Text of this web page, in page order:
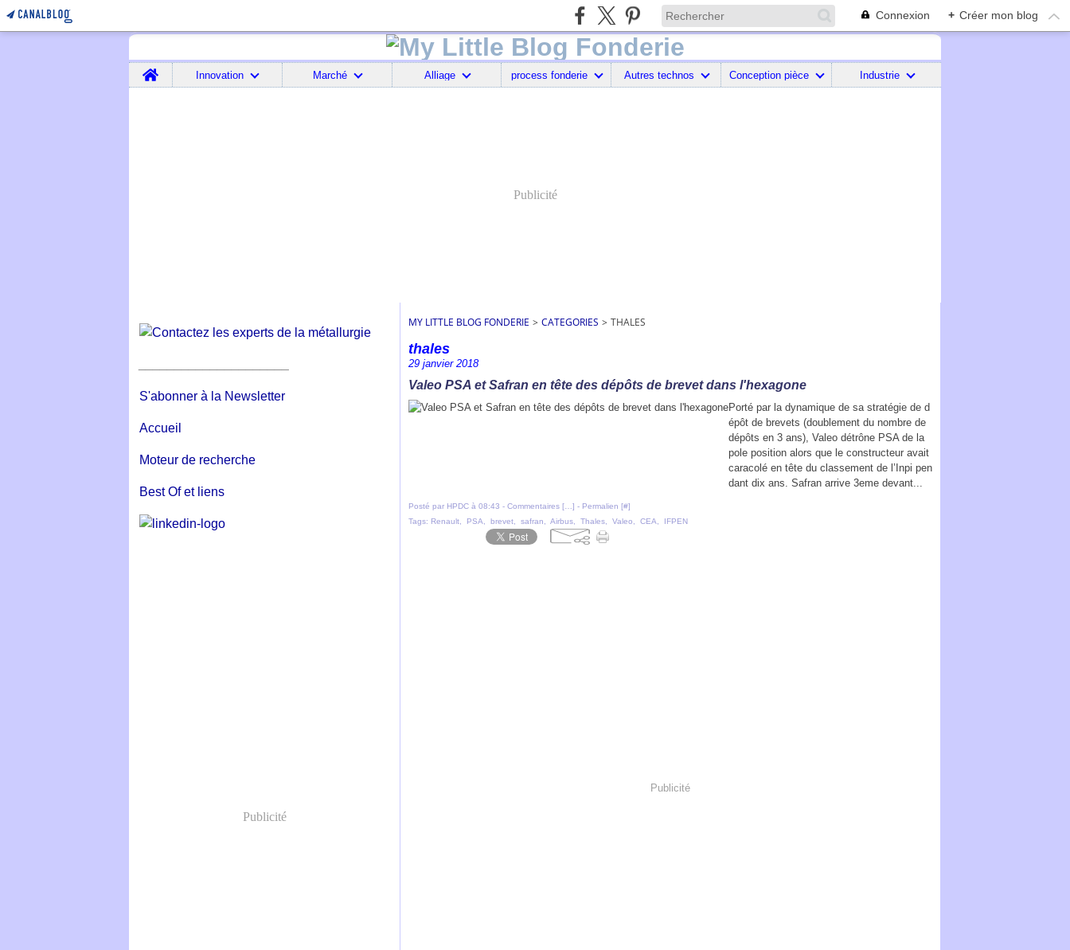
Connexion + Créer mon blog
Home
Innovation Marché Alliage process fonderie Autres technos Conception pièce Industrie
Publicité
S'abonner à la Newsletter
Accueil
Moteur de recherche
Best Of et liens
Publicité
MY LITTLE BLOG FONDERIE > CATEGORIES > THALES
thales
29 janvier 2018
Valeo PSA et Safran en tête des dépôts de brevet dans l'hexagone
Porté par la dynamique de sa stratégie de d
épôt de brevets (doublement du nombre de
dépôts en 3 ans), Valeo détrône PSA de la
pole position alors que le constructeur avait
caracolé en tête du classement de l’Inpi pen
dant dix ans. Safran arrive 3eme devant...
Posté par HPDC à 08:43 - Commentaires [ ] - Permalien [#]
Tags: Renault PSA brevet safran Airbus Thales Valeo CEA IFPEN
Publicité